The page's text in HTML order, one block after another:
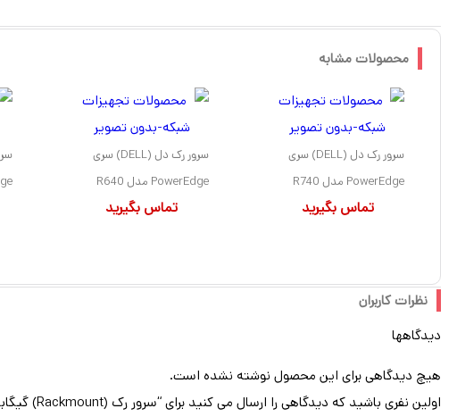
محصولات مشابه
سرور رک دل (DELL) سری
PowerEdge مدل R740
دارای 2 پردازنده مدل Gold
رم 128GB با فرم فاکتور 2U
تماس بگیرید
سرور رک دل (DELL) سری
PowerEdge مدل R640
دارای 1 پردازنده مدل Gold
رم 128GB با فرم فاکتور 1U
تماس بگیرید
رم 96GB با فرم فاکتور 1U
نظرات کاربران
دیدگاهها
هیچ دیدگاهی برای این محصول نوشته نشده است.
اولین نفری باشید که دیدگاهی را ارسال می کنید برای “سرور رک (Rackmount) گیگابایت (GIGABYTE) مدل G292-280 سوکت پردازنده LGA4189 فرم فاکتور 2U”